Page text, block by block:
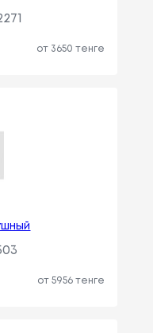
от 3650 тенге
от 5956 тенге